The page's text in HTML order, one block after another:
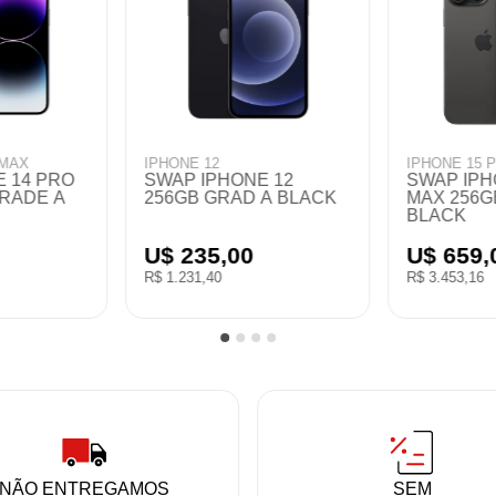
1TB
IPHONE 14 PRO MAX
IPHONE 14 PRO MAX
256GB "100%" PURPLE
U$ 525,00
R$ 2.751,00
IPHONE 11
SWAP
MIX
ICLOUD
U$
R$ 890,80
NÃO ENTREGAMOS
SEM